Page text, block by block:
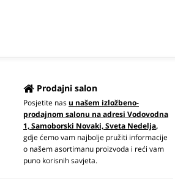
Prodajni salon
Posjetite nasu našem izložbeno-
prodajnom salonu na adresi Vodovodna
1, Samoborski Novaki, Sveta Nedelja,
gdje ćemo vam najbolje pružiti informacije
o našem asortimanu proizvoda i reći vam
puno korisnih savjeta.